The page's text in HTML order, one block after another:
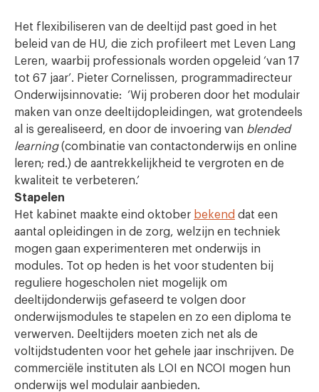
Het flexibiliseren van de deeltijd past goed in het
beleid van de HU, die zich profileert met Leven Lang
Leren, waarbij professionals worden opgeleid ‘van 17
tot 67 jaar’. Pieter Cornelissen, programmadirecteur
Onderwijsinnovatie: ‘Wij proberen door het modulair
maken van onze deeltijdopleidingen, wat grotendeels
al is gerealiseerd, en door de invoering van blended
learning(combinatie van contactonderwijs en online
leren; red.) de aantrekkelijkheid te vergroten en de
kwaliteit te verbeteren.’
Stapelen
Het kabinet maakte eind oktober bekend dat een
aantal opleidingen in de zorg, welzijn en techniek
mogen gaan experimenteren met onderwijs in
modules. Tot op heden is het voor studenten bij
reguliere hogescholen niet mogelijk om
deeltijdonderwijs gefaseerd te volgen door
onderwijsmodules te stapelen en zo een diploma te
verwerven. Deeltijders moeten zich net als de
voltijdstudenten voor het gehele jaar inschrijven. De
commerciële instituten als LOI en NCOI mogen hun
onderwijs wel modulair aanbieden.